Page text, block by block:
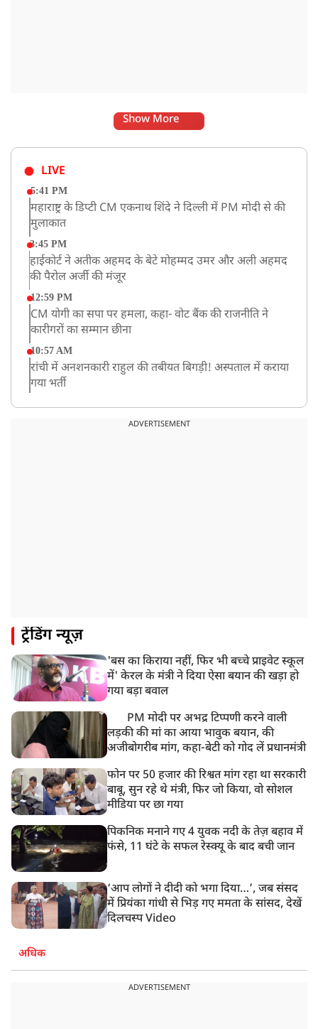
Show More
LIVE
5:41 PM
महाराष्ट्र के डिप्टी CM एकनाथ शिंदे ने दिल्ली में PM मोदी से की
मुलाकात
3:45 PM
हाईकोर्ट ने अतीक अहमद के बेटे मोहम्मद उमर और अली अहमद
की पैरोल अर्जी की मंजूर
12:59 PM
CM योगी का सपा पर हमला, कहा- वोट बैंक की राजनीति ने
कारीगरों का सम्मान छीना
10:57 AM
रांची में अनशनकारी राहुल की तबीयत बिगड़ी! अस्पताल में कराया
गया भर्ती
CBI का बड़ा खुलासा, NTA के एक्सपर्ट्स ने ही लीक कराया
ADVERTISEMENT
ट्रेंडिंग न्यूज़
'बस का किराया नहीं, फिर भी बच्चे प्राइवेट स्कूल
में' केरल के मंत्री ने दिया ऐसा बयान की खड़ा हो
गया बड़ा बवाल
PM मोदी पर अभद्र टिप्पणी करने वाली
लड़की की मां का आया भावुक बयान, की
अजीबोगरीब मांग, कहा-बेटी को गोद लें प्रधानमंत्री
फोन पर 50 हजार की रिश्वत मांग रहा था सरकारी
बाबू, सुन रहे थे मंत्री, फिर जो किया, वो सोशल
मीडिया पर छा गया
पिकनिक मनाने गए 4 युवक नदी के तेज़ बहाव में
फंसे, 11 घंटे के सफल रेस्क्यू के बाद बची जान
‘आप लोगों ने दीदी को भगा दिया…’, जब संसद
में प्रियंका गांधी से भिड़ गए ममता के सांसद, देखें
दिलचस्प Video
अधिक
ADVERTISEMENT